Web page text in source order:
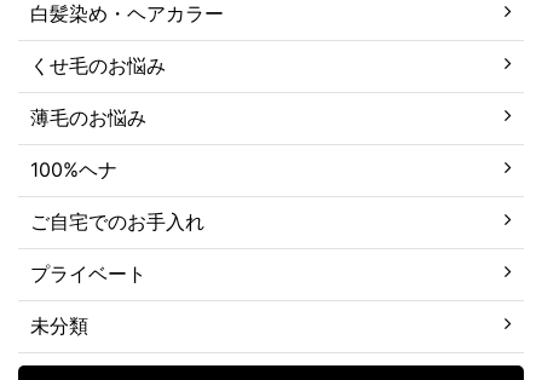
白髪染め・ヘアカラー
くせ毛のお悩み
薄毛のお悩み
100%ヘナ
ご自宅でのお手入れ
プライベート
未分類